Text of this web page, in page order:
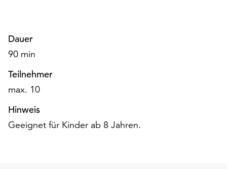
jederzeit
und
widerrufen.
steht
Ihnen
Ende
Dauer
90 min
Teilnehmer
max. 10
Hinweis
Geeignet für Kinder ab 8 Jahren.